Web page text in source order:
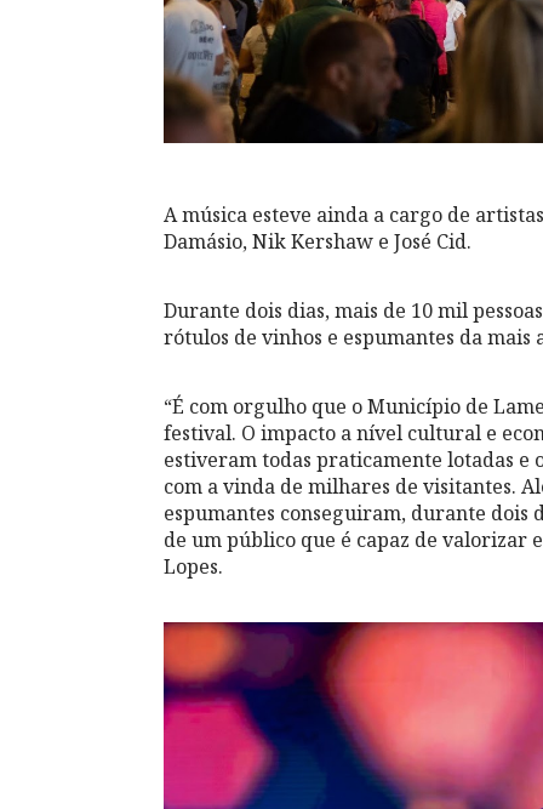
A música esteve ainda a cargo de
Damásio, Nik Kershaw e José Cid.
Durante dois dias, mais de 10 mil
rótulos de vinhos e espumantes da
“É com orgulho que o Município de
festival. O impacto a nível cultural e
estiveram todas praticamente lotadas
com a vinda de milhares de visitantes.
espumantes conseguiram, durante dois
de um público que é capaz de valorizar
Lopes.